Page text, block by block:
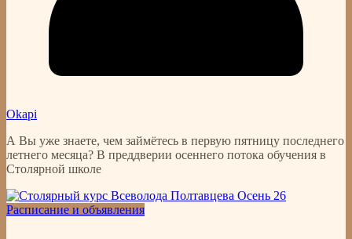
Okapi
А Вы уже знаете, чем займётесь в первую пятницу последнего
летнего месяца? В преддверии осеннего потока обучения в
Столярной школе
Расписание и объявления